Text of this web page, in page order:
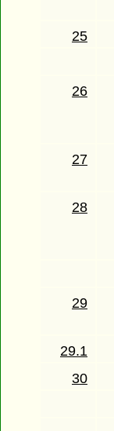
25
26
27
28
29
29.1
30